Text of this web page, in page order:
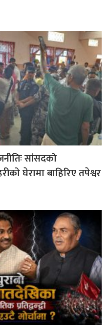
सांसदको
घेरामा बाहिरिए तपेश्वर